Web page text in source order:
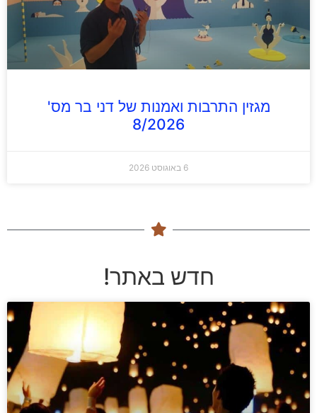
מגזין התרבות ואמנות של דני בר מס'
8/2026
6 באוגוסט 2026
חדש באתר!